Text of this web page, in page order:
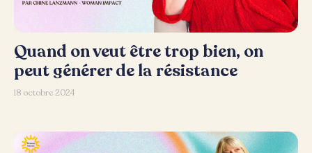
Quand on veut être trop bien, on
peut générer de la résistance
18 octobre 2024